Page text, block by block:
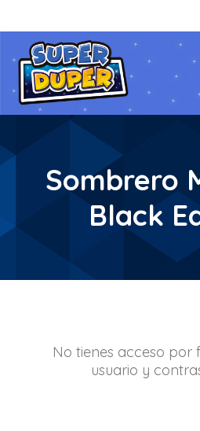
Cajas de Magia Electrónicos
Mi Cuenta
Sombrero
Black
No tienes acceso por
usuario y